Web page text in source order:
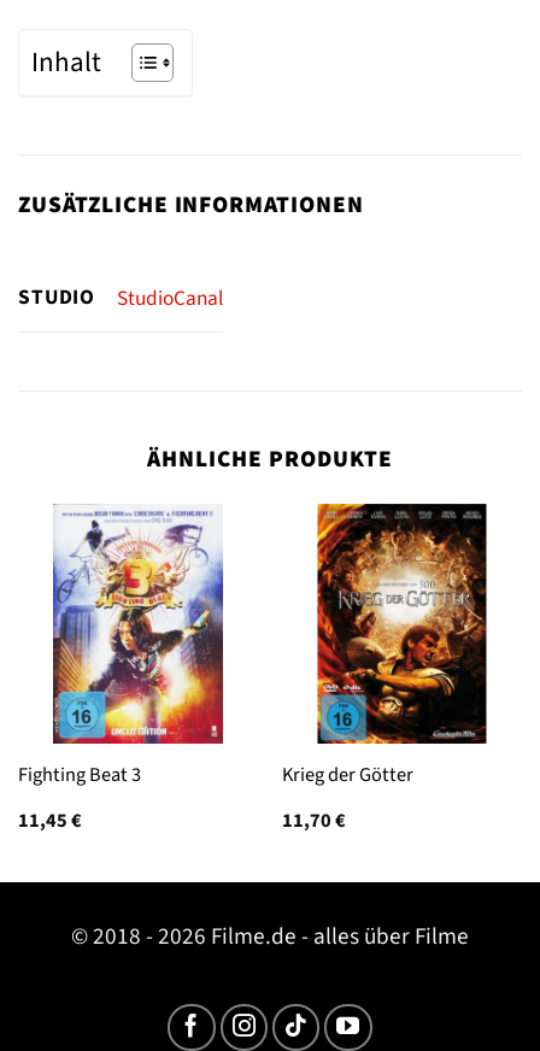
Inhalt
ZUSÄTZLICHE INFORMATIONEN
STUDIO StudioCanal
ÄHNLICHE PRODUKTE
Fighting Beat 3
11,45€
Krieg der Götter
11,70€
© 2018 - 2026 Filme.de - alles über Filme